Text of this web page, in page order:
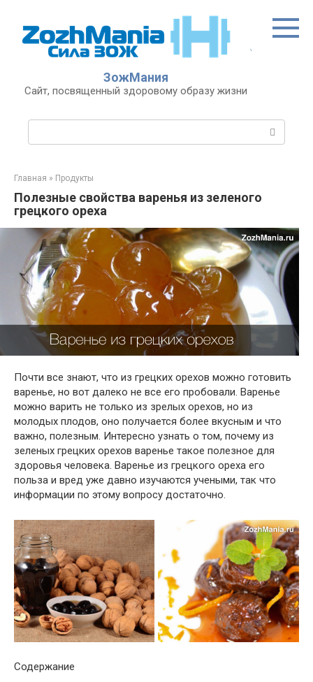
контенту
ЗожМания
Сайт, посвященный здоровому образу жизни
Главная » Продукты
Полезные свойства варенья из зеленого
грецкого ореха
Почти все знают, что из грецких орехов можно готовить
варенье, но вот далеко не все его пробовали. Варенье
можно варить не только из зрелых орехов, но из
молодых плодов, оно получается более вкусным и что
важно, полезным. Интересно узнать о том, почему из
зеленых грецких орехов варенье такое полезное для
здоровья человека. Варенье из грецкого ореха его
польза и вред уже давно изучаются учеными, так что
информации по этому вопросу достаточно.
Содержание